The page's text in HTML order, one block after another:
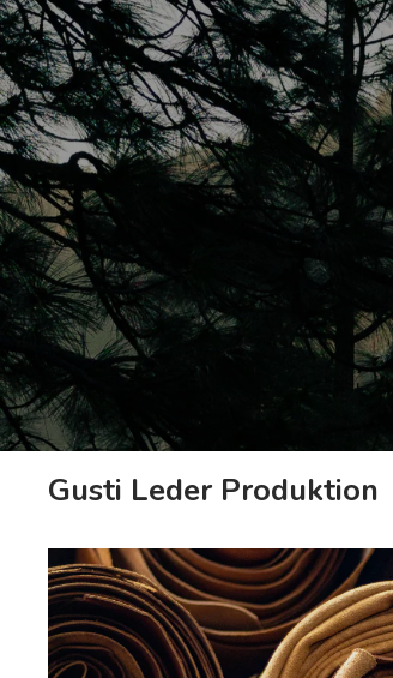
Gusti Leder Produktion